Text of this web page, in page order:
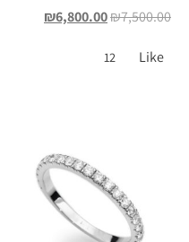
₪7,500.00
₪6,800.00
Like
12